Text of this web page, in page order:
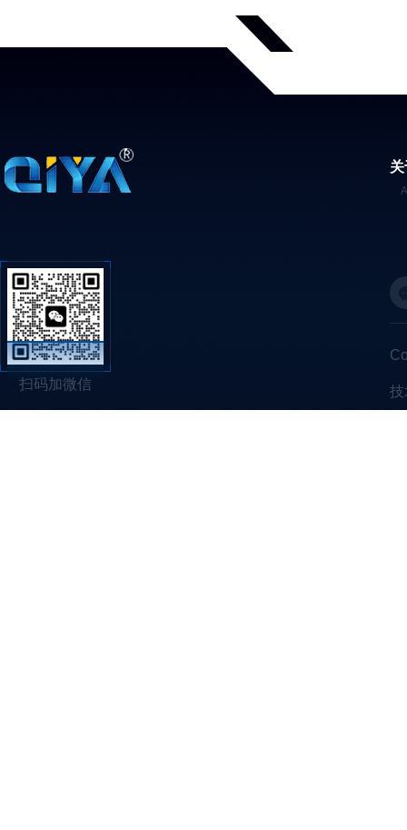
扫码加微信 技